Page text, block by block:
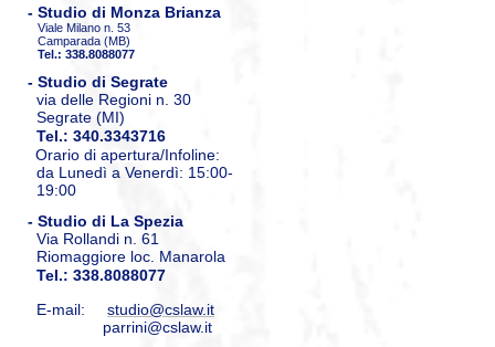
- Studio di Monza Brianza
Viale Milano n. 53
Camparada (MB)
Tel.: 338.8088077
- Studio di Segrate
via delle Regioni n. 30
Segrate (MI)
Tel.: 340.3343716
Orario di apertura/Infoline:
da Lunedì a Venerdì: 15:00-
19:00
- Studio di La Spezia
Via Rollandi n. 61
Riomaggiore loc. Manarola
Tel.: 338.8088077
E-mail:
studio@cslaw.it
parrini@cslaw.it